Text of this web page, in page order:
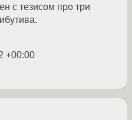
с тезисом про три
+00:00